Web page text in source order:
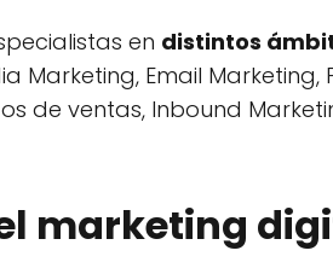
en distintos
Marketing, Email Marketing,
de ventas, Inbound
marketing